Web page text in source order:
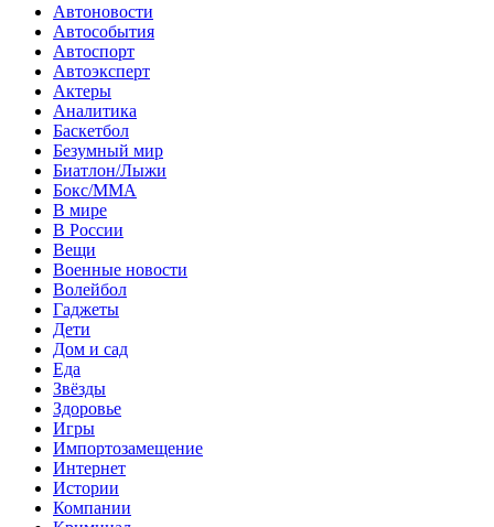
Автоновости
Автособытия
Автоспорт
Автоэксперт
Актеры
Аналитика
Баскетбол
Безумный мир
Биатлон/Лыжи
Бокс/MMA
В мире
В России
Вещи
Военные новости
Волейбол
Гаджеты
Дети
Дом и сад
Еда
Звёзды
Здоровье
Игры
Импортозамещение
Интернет
Истории
Компании